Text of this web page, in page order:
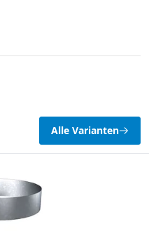
Alle Varianten